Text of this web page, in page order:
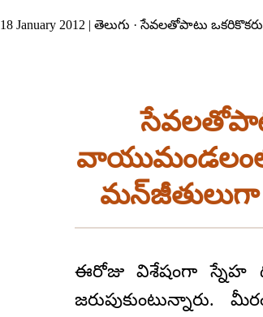
18 January 2012 | తెలుగు · సేవలతోపాటు
వాయుమండలంలో
ఈరోజు విశేషంగా స్నేహ